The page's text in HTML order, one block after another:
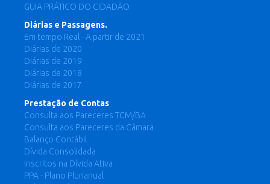
GUIA PRÁTICO DO CIDADÃO
Diárias e Passagens.
Em tempo Real - A partir de 2021
Diárias de 2020
Diárias de 2019
Diárias de 2018
Diárias de 2017
Prestação de Contas
Consulta aos Pareceres TCM/BA
Consulta aos Pareceres da Câmara
Balanço Contábil
Dívida Consolidada
Inscritos na Dívida Ativa
PPA - Plano Plurianual